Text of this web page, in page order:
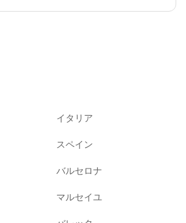
イタリア
スペイン
バルセロナ
マルセイユ